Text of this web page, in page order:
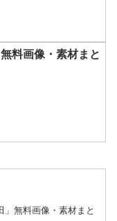
料画像・素材まと
」無料画像・素材まと